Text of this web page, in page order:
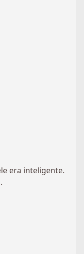
era inteligente.